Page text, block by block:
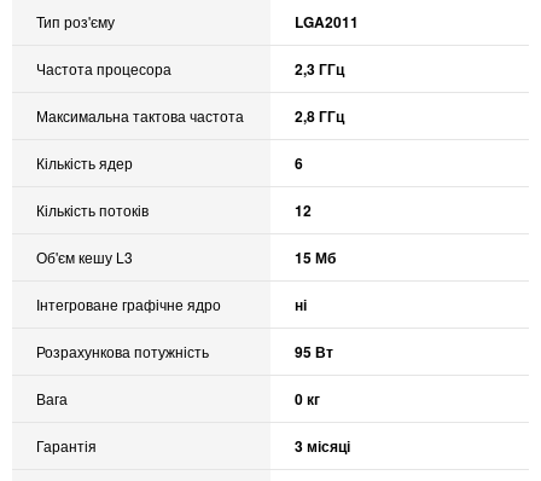
Тип роз'єму LGA2011
Частота процесора 2,3 ГГц
Максимальна тактова частота 2,8 ГГц
Кількість ядер 6
Кількість потоків 12
Об'єм кешу L3 15 Мб
Інтегроване графічне ядро ні
Розрахункова потужність 95 Вт
Вага 0 кг
Гарантія 3 місяці